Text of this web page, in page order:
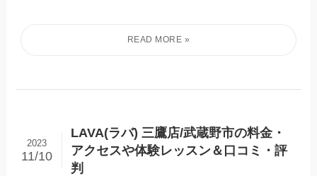
LAVA(ラバ) 三鷹店/武蔵野市の料金・
アクセスや体験レッスン＆口コミ・評
判
2023
11/10